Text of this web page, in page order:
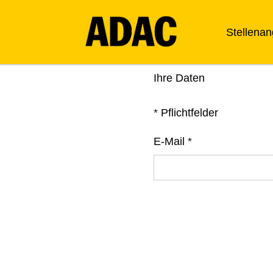
Ihre Daten
* Pflichtfelder
E-Mail *